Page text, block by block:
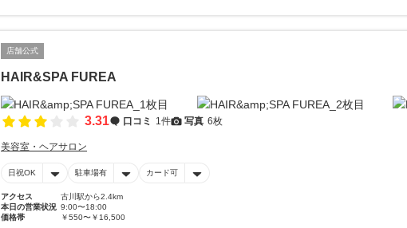
店舗公式
HAIR&SPA FUREA
3.31 口コミ 1件 写真 6枚
美容室・ヘアサロン
日祝OK 駐車場有 カード可
アクセス
古川駅から2.4km
本日の営業状況 9:00〜18:00
価格帯
￥550〜￥16,500